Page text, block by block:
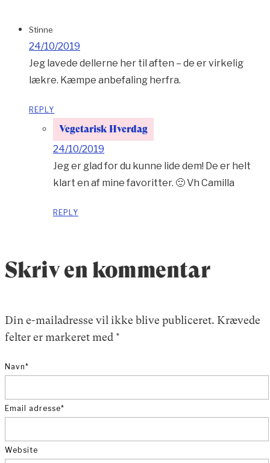
Stinne
24/10/2019
Jeg lavede dellerne her til aften – de er virkelig
lækre. Kæmpe anbefaling herfra.
REPLY
Vegetarisk Hverdag
24/10/2019
Jeg er glad for du kunne lide dem! De er helt
klart en af mine favoritter. 🙂 Vh Camilla
REPLY
Skriv en kommentar
Din e-mailadresse vil ikke blive publiceret. Krævede
felter er markeret med *
Navn*
Email adresse*
Website